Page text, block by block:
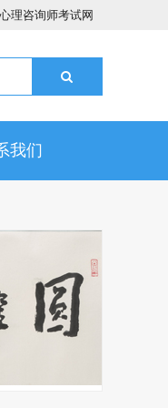
心理咨询师考试网
我们